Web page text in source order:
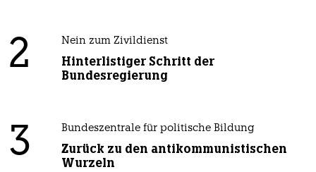
2 Nein zum Zivildienst
Hinterlistiger Schritt der
Bundesregierung
3 Bundeszentrale für politische Bildung
Zurück zu den antikommunistischen
Wurzeln